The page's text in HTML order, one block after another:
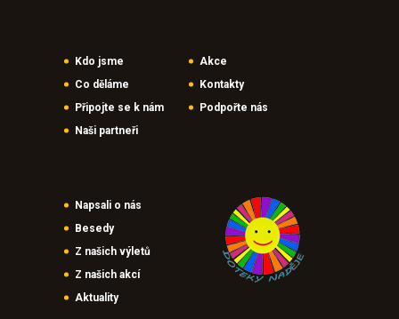
Kdo jsme
Co děláme
Připojte se k nám
Naši partneři
Akce
Kontakty
Podpořte nás
Napsali o nás
Besedy
Z našich výletů
Z našich akcí
Aktuality